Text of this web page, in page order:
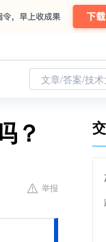
文章/答案/技术
？
举报